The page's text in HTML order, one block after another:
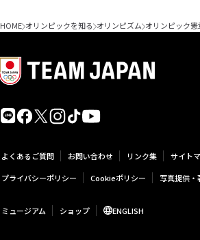
HOME オリンピックを知る オリンピズム オリンピック憲
よくあるご質問 お問い合わせ リンク集
サイト
プライバシーポリシー
Cookieポリシー 写真提供・
ミュージアム ショップ ENGLISH